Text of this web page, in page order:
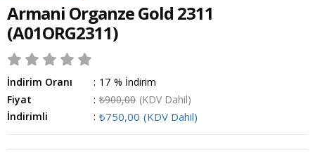
Armani Organze Gold 2311
(A01ORG2311)
İndirim Oranı : %
17
İndirim
Fiyat
: ₺900,00 (KDV Dahil)
İndirimli
: ₺750,00 (KDV Dahil)